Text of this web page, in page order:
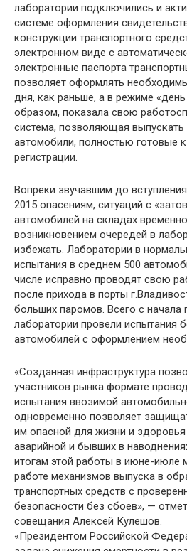
лаборатории подключились и
системе оформления
конструкции транспортного
электронном виде с
электронные паспорта
позволяет оформлять
дня, как раньше, а в режиме
образом, показала свою
система, позволяющая выпускать
автомобили, полностью готовые
регистрации.
Вопреки звучавшим до
2015 опасениям, ситуаций с
автомобилей на складах
возникновением очередей в
избежать. Лаборатории в
испытания в среднем 500
числе исправно проводят свою
после прихода в порты
больших паромов. Всего с начала
лаборатории провели испытания
автомобилей с оформлением
«Созданная инфраструктура
участников рынка формате
испытания ввозимой
одновременно позволяет
им опасной для жизни и здоровья
аварийной и бывших в
итогам этой работы в июне-июле
работе механизмов выпуска в
транспортных средств с
безопасности без сбоев», —
совещания Алексей Кулешов.
«Президентом Российской